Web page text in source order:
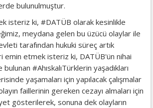
bulunulmuştur.
isteriz ki, #DATÜB olarak kesinlikle
meydana gelen bu üzücü olaylar ile
tarafından hukuki süreç artık
emin etmek isteriz ki, DATÜB'ün nihai
#AhıskalıTürklerin yaşadıkları
yaşamaları için yapılacak çalışmalar
faillerinin gereken cezayı almaları için
gösterilerek, sonuna dek olayların